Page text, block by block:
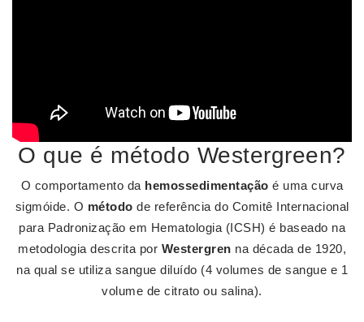
O que é método Westergreen?
O comportamento da hemossedimentação é uma curva
sigmóide. O método de referência do Comitê Internacional
para Padronização em Hematologia (ICSH) é baseado na
metodologia descrita por Westergren na década de 1920,
na qual se utiliza sangue diluído (4 volumes de sangue e 1
volume de citrato ou salina).